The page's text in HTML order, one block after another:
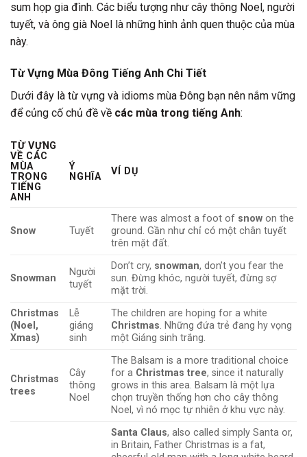
sum họp gia đình. Các biểu tượng như cây thông Noel, người
tuyết, và ông già Noel là những hình ảnh quen thuộc của mùa
này.
Từ Vựng Mùa Đông Tiếng Anh Chi Tiết
Dưới đây là từ vựng và idioms mùa Đông bạn nên nắm vững
để củng cố chủ đề về các mùa trong tiếng Anh:
TỪ VỰNG
VỀ CÁC
MÙA
TRONG
TIẾNG
ANH
Ý
NGHĨA
VÍ DỤ
Snow Tuyết
There was almost a foot of snow on the
ground. Gần như chỉ có một chân tuyết
trên mặt đất.
Snowman
Người
tuyết
Don’t cry, snowman, don’t you fear the
sun. Đừng khóc, người tuyết, đừng sợ
mặt trời.
Christmas
(Noel,
Xmas)
Lễ
giáng
sinh
The children are hoping for a white
Christmas. Những đứa trẻ đang hy vọng
một Giáng sinh trắng.
Christmas
trees
Cây
thông
Noel
The Balsam is a more traditional choice
for a Christmas tree, since it naturally
grows in this area. Balsam là một lựa
chọn truyền thống hơn cho cây thông
Noel, vì nó mọc tự nhiên ở khu vực này.
Santa Claus, also called simply Santa or,
in Britain, Father Christmas is a fat,